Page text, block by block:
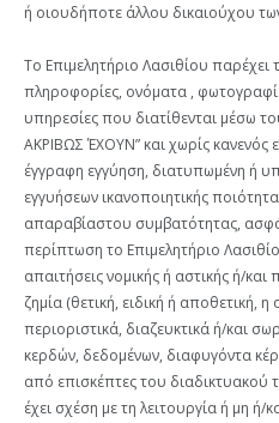
ή οιουδήποτε άλλου δικαιούχου
Το Επιμελητήριο Λασιθίου παρέχει
πληροφορίες, ονόματα ,
υπηρεσίες που διατίθενται μέσω
ΑΚΡΙΒΩΣ ΈΧΟΥΝ” και χωρίς
έγγραφη εγγύηση, διατυπωμένη ή
εγγυήσεων ικανοποιητικής
απαραβίαστου συμβατότητας,
περίπτωση το Επιμελητήριο
απαιτήσεις νομικής ή αστικής ή/
ζημία (θετική, ειδική ή αποθετική, η
περιοριστικά, διαζευκτικά ή/και
κερδών, δεδομένων, διαφυγόντα
από επισκέπτες του διαδικτυακού
έχει σχέση με τη λειτουργία ή μη